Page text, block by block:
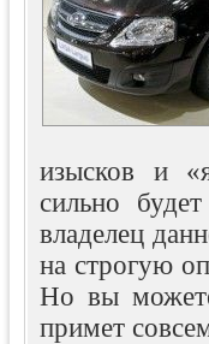
изысков и
сильно
владелец
на строгую
Но вы
примет